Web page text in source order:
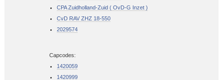
CPA Zuidholland-Zuid ( OvD-G Inzet )
CvD RAV ZHZ 18-550
2029574
Capcodes:
1420059
1420999